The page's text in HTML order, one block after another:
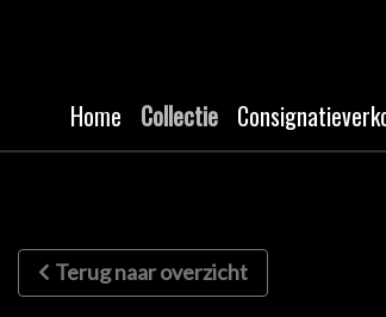
Home Collectie
Terug naar overzicht